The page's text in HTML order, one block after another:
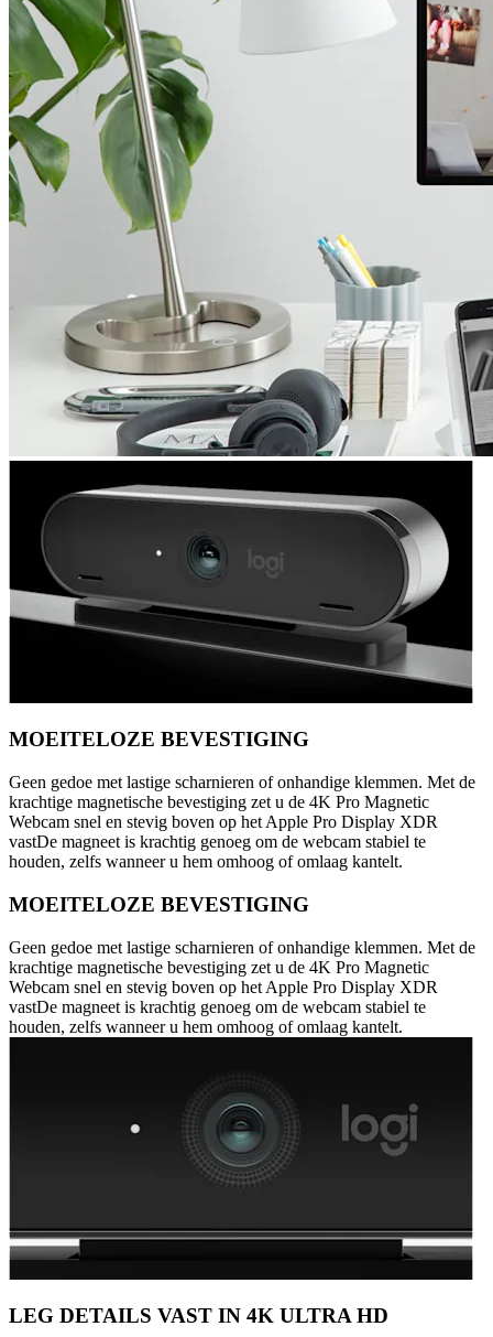
MOEITELOZE BEVESTIGING
Geen gedoe met lastige scharnieren of onhandige klemmen. Met de
krachtige magnetische bevestiging zet u de 4K Pro Magnetic
Webcam snel en stevig boven op het Apple Pro Display XDR
vastDe magneet is krachtig genoeg om de webcam stabiel te
houden, zelfs wanneer u hem omhoog of omlaag kantelt.
MOEITELOZE BEVESTIGING
Geen gedoe met lastige scharnieren of onhandige klemmen. Met de
krachtige magnetische bevestiging zet u de 4K Pro Magnetic
Webcam snel en stevig boven op het Apple Pro Display XDR
vastDe magneet is krachtig genoeg om de webcam stabiel te
houden, zelfs wanneer u hem omhoog of omlaag kantelt.
LEG DETAILS VAST IN 4K ULTRA HD